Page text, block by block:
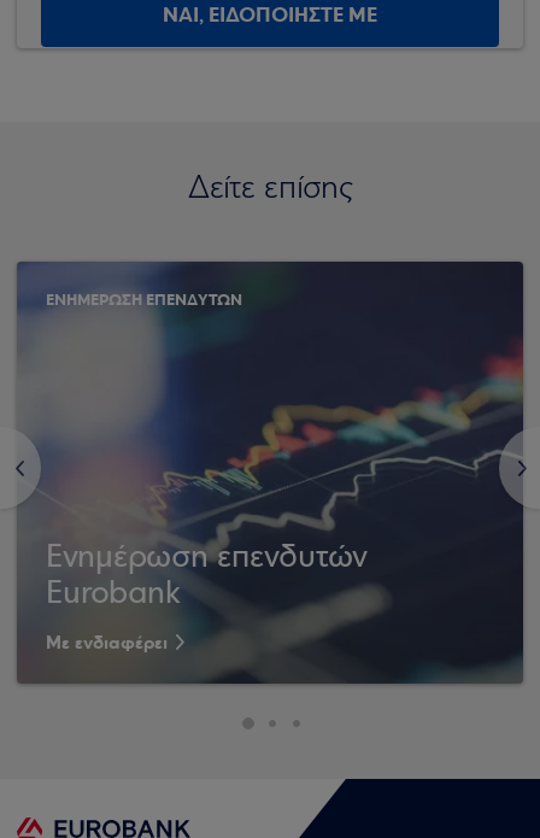
ΝΑΙ, ΕΙΔΟΠΟΙΗΣΤΕ ΜΕ
Δείτε επίσης
<
ΕΝΗΜΕΡΩΣΗ ΕΠΕΝΔΥΤΩΝ
Ενημέρωση επενδυτών
Eurobank
Με ενδιαφέρει
>